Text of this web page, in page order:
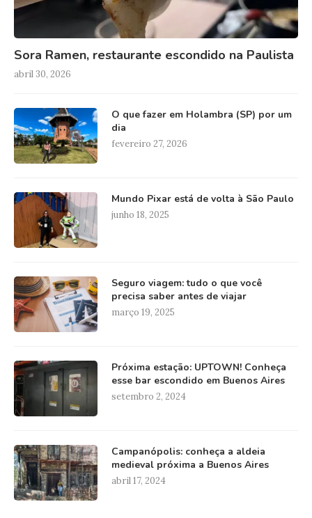
Sora Ramen, restaurante escondido na Paulista
abril 30, 2026
O que fazer em Holambra (SP) por um
dia
fevereiro 27, 2026
Mundo Pixar está de volta à São Paulo
junho 18, 2025
Seguro viagem: tudo o que você
precisa saber antes de viajar
março 19, 2025
Próxima estação: UPTOWN! Conheça
esse bar escondido em Buenos Aires
setembro 2, 2024
Campanópolis: conheça a aldeia
medieval próxima a Buenos Aires
abril 17, 2024